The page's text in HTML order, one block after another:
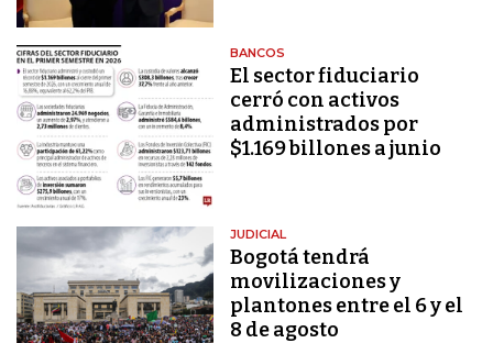
BANCOS
El sector fiduciario
cerró con activos
administrados por
$1.169 billones a junio
JUDICIAL
Bogotá tendrá
movilizaciones y
plantones entre el 6 y el
8 de agosto